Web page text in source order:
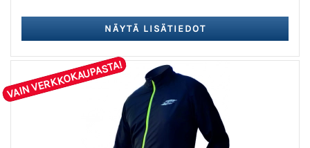
VAIN VERKKOKAUPASTA!